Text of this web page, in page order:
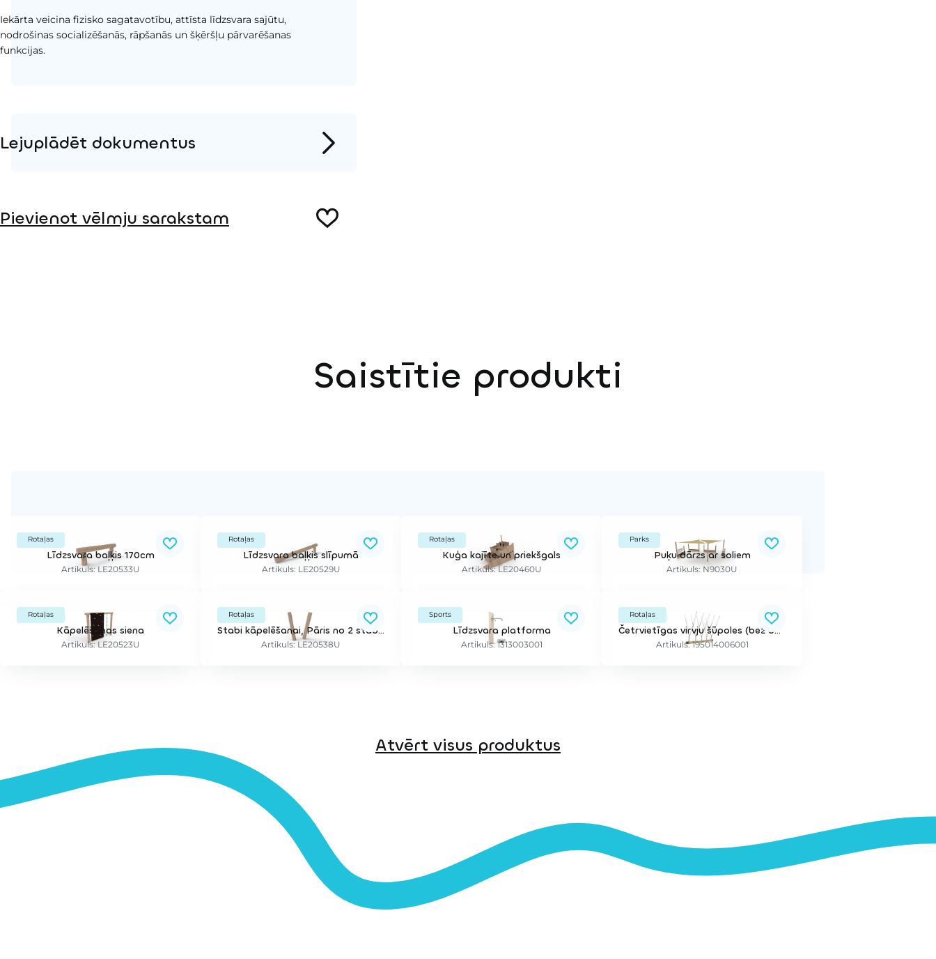
Iekārta veicina fizisko sagatavotību, attīsta līdzsvara sajūtu,
nodrošinas socializēšanās, rāpšanās un šķēršļu pārvarēšanas
funkcijas.
Lejuplādēt dokumentus
Pievienot vēlmju sarakstam
Saistītie produkti
Rotaļas
Līdzsvara baļķis 170cm
Artikuls: LE20533U
Rotaļas
Līdzsvara baļķis slīpumā
Artikuls: LE20529U
Rotaļas
Kuģa kajīte un priekšgals
Artikuls: LE20460U
Parks
Puķu dārzs ar soliem
Artikuls: N9030U
Rotaļas
Kāpelēšanas siena
Artikuls: LE20523U
Rotaļas
Stabi kāpelēšanai, Pāris no 2 stabiem
Artikuls: LE20538U
Sports
Līdzsvara platforma
Artikuls: 1313003001
Rotaļas
Četrvietīgas virvju šūpoles (bez balstiem)
Artikuls: 195014006001
Atvērt visus produktus